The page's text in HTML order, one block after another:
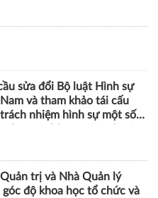
sửa đổi Bộ luật Hình sự
và tham khảo tái cấu
nhiệm hình sự một số
Quản trị và Nhà Quản lý
độ khoa học tổ chức và